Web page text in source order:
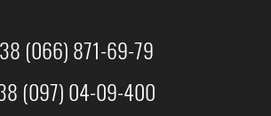
(066) 871-69-79
(097) 04-09-400